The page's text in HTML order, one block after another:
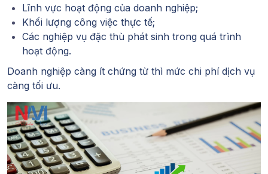
Lĩnh vực hoạt động của doanh nghiệp;
Khối lượng công việc thực tế;
Các nghiệp vụ đặc thù phát sinh trong quá trình
hoạt động.
Doanh nghiệp càng ít chứng từ thì mức chi phí dịch vụ
càng tối ưu.